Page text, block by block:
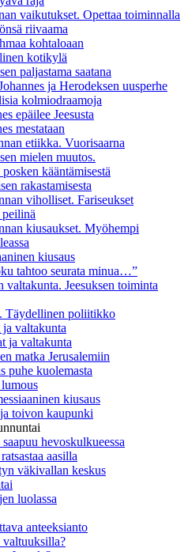
vaikutukset. Opettaa toiminnalla
riivaama
kohtaloaan
kotikylä
paljastama saatana
ja Herodeksen uusperhe
kolmiodraamoja
epäilee Jeesusta
mestataan
etiikka. Vuorisaarna
mielen muutos.
kääntämisestä
rakastamisesta
viholliset. Fariseukset
kiusaukset. Myöhempi
kiusaus
tahtoo seurata minua…”
valtakunta. Jeesuksen toiminta
Täydellinen poliitikko
ja valtakunta
ja valtakunta
matka Jerusalemiin
puhe kuolemasta
kiusaus
toivon kaupunki
hevoskulkueessa
aasilla
väkivallan keskus
luolassa
anteeksianto
valtuuksilla?